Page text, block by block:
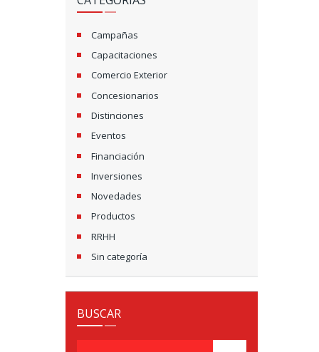
Campañas
Capacitaciones
Comercio Exterior
Concesionarios
Distinciones
Eventos
Financiación
Inversiones
Novedades
Productos
RRHH
Sin categoría
BUSCAR